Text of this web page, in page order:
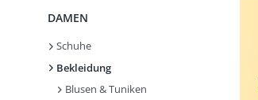
DAMEN
Schuhe
Bekleidung
Blusen & Tuniken